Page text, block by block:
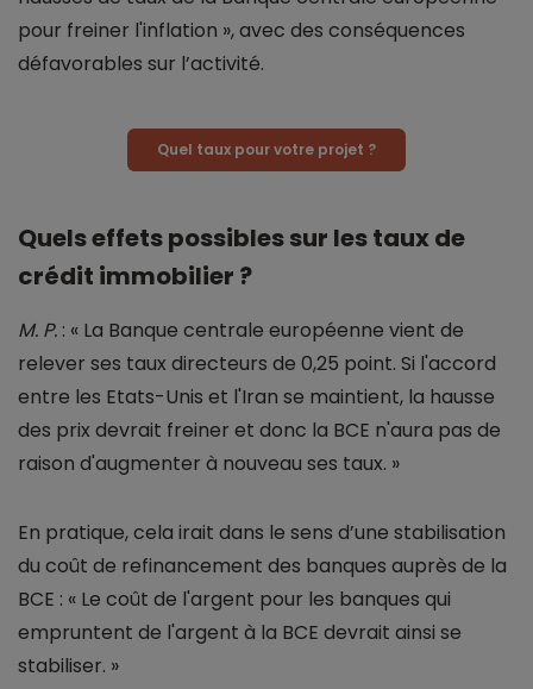
pour freiner l'inflation », avec des conséquences
défavorables sur l’activité.
Quel taux pour votre projet ?
Quels effets possibles sur les taux de
crédit immobilier ?
M. P. : « La Banque centrale européenne vient de
relever ses taux directeurs de 0,25 point. Si l'accord
entre les Etats-Unis et l'Iran se maintient, la hausse
des prix devrait freiner et donc la BCE n'aura pas de
raison d'augmenter à nouveau ses taux. »
En pratique, cela irait dans le sens d’une stabilisation
du coût de refinancement des banques auprès de la
BCE : « Le coût de l'argent pour les banques qui
empruntent de l'argent à la BCE devrait ainsi se
stabiliser. »